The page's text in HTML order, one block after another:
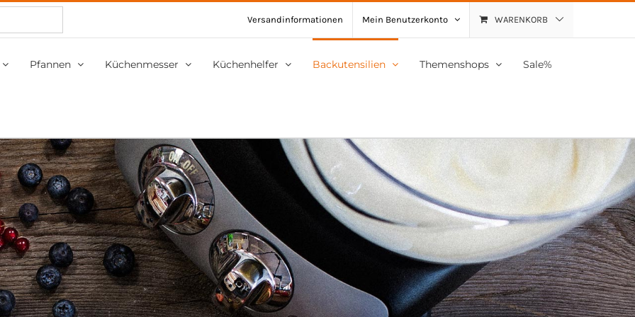
Versandinformationen Mein Benutzerkonto WARENKORB
Pfannen Küchenmesser Küchenhelfer Backutensilien Themenshops Sale%